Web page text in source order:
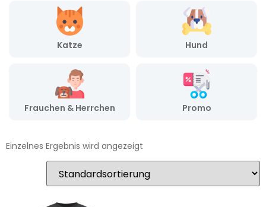
Katze Hund
Frauchen & Herrchen Promo
Einzelnes Ergebnis wird angezeigt